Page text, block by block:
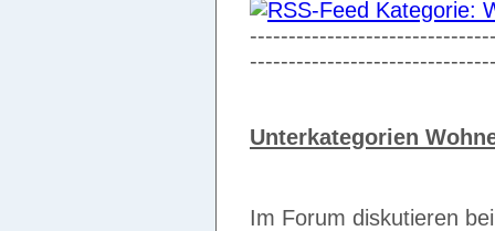
Unterkategorien
Im Forum diskutieren